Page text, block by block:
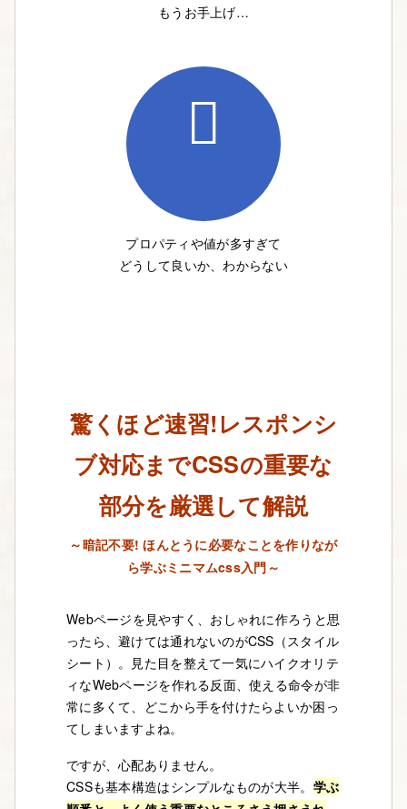
もうお手上げ…
プロパティや値が多すぎて
どうして良いか、わからない
驚くほど速習!レスポンシ
ブ対応までCSSの重要な
部分を厳選して解説
～暗記不要! ほんとうに必要なことを作りなが
ら学ぶミニマムcss入門～
Webページを見やすく、おしゃれに作ろうと思
ったら、避けては通れないのがCSS（スタイル
シート）。見た目を整えて一気にハイクオリテ
ィなWebページを作れる反面、使える命令が非
常に多くて、どこから手を付けたらよいか困っ
てしまいますよね。
ですが、心配ありません。
CSSも基本構造はシンプルなものが大半。 学ぶ